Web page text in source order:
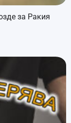
за Ракия